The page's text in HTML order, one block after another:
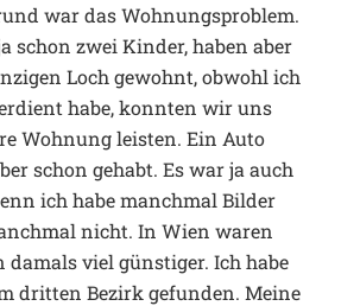
war das Wohnungsproblem.
schon zwei Kinder, haben aber
Loch gewohnt, obwohl ich
habe, konnten wir uns
Wohnung leisten. Ein Auto
schon gehabt. Es war ja auch
ich habe manchmal Bilder
nicht. In Wien waren
damals viel günstiger. Ich habe
dritten Bezirk gefunden. Meine